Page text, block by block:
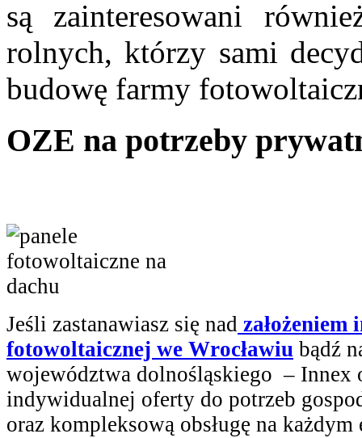
są zainteresowani
rolnych, którzy sami
budowę farmy
OZE na potrzeby
Jeśli zastanawiasz się nad założeniem
fotowoltaicznej we Wrocławiu bądź
województwa dolnośląskiego – Innex
indywidualnej oferty do potrzeb
oraz kompleksową obsługę na każdym